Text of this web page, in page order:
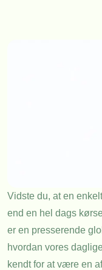
Vidste du, at en
end en hel dags
er en presserende
hvordan vores
kendt for at være en